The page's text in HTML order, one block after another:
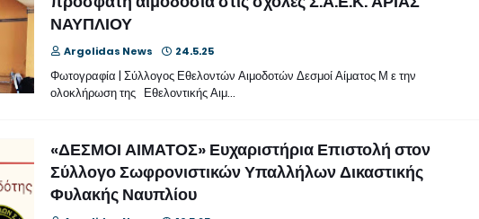
ΝΑΥΠΛΙΟΥ
Argolidas News 24.5.25
Φωτογραφία | Σύλλογος Εθελοντών Αιμοδοτών Δεσμοί Αίματος Μ ε την
ολοκλήρωση της Εθελοντικής Αιμ…
«ΔΕΣΜΟΙ ΑΙΜΑΤΟΣ» Ευχαριστήρια Επιστολή στον
Σύλλογο Σωφρονιστικών Υπαλλήλων Δικαστικής
Φυλακής Ναυπλίου